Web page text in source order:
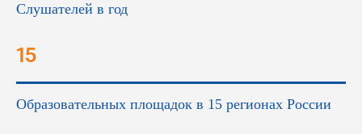
Слушателей в год
15
Образовательных площадок в 15 регионах России